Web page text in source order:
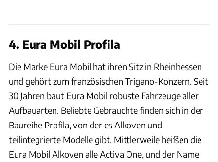
4. Eura Mobil Profila
Die Marke Eura Mobil hat ihren Sitz in Rheinhessen
und gehört zum französischen Trigano-Konzern. Seit
30 Jahren baut Eura Mobil robuste Fahrzeuge aller
Aufbauarten. Beliebte Gebrauchte finden sich in der
Baureihe Profila, von der es Alkoven und
teilintegrierte Modelle gibt. Mittlerweile heißen die
Eura Mobil Alkoven alle Activa One, und der Name